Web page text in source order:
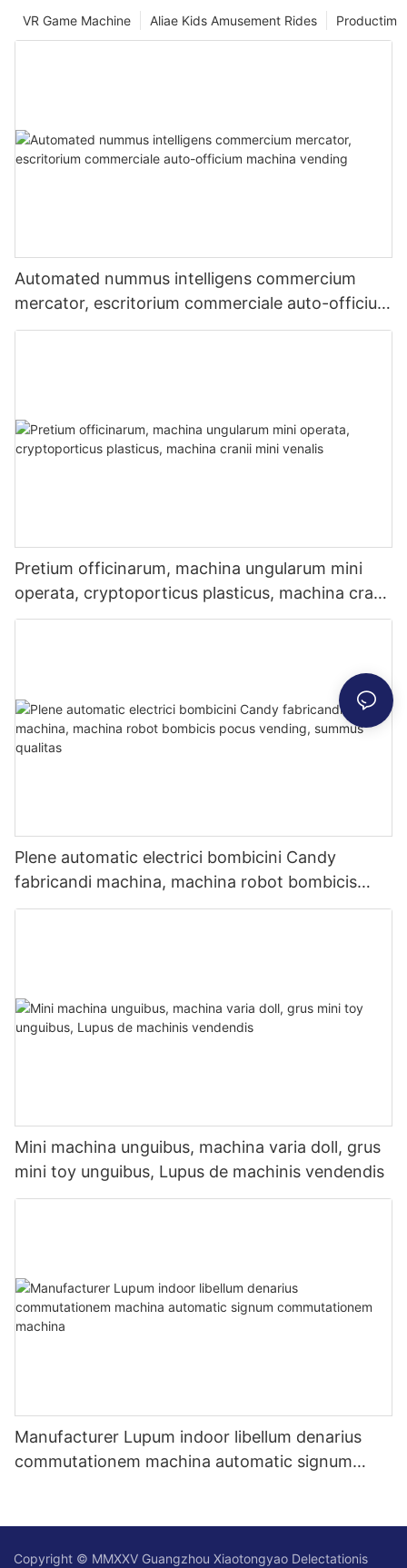
Productim
Aliae Kids Amusement Rides
VR Game Machine
Automated nummus intelligens commercium
mercator, escritorium commerciale auto-officium
machina vending
Pretium officinarum, machina ungularum mini
operata, cryptoporticus plasticus, machina cranii
mini venalis
Plene automatic electrici bombicini Candy
fabricandi machina, machina robot bombicis
pocus vending, summus qualitas
Mini machina unguibus, machina varia doll, grus
mini toy unguibus, Lupus de machinis vendendis
Manufacturer Lupum indoor libellum denarius
commutationem machina automatic signum
Copyright © MMXXV Guangzhou Xiaotongyao Delectationis